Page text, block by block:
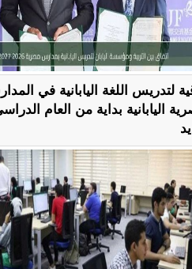
لتدريس اللغة اليابانية في
اليابانية بداية من العام